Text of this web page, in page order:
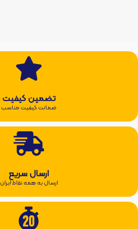
تضمین کیفیت
ضمانت کیفیت مناسب
ارسال سریع
ارسال به همه نقاط ایران